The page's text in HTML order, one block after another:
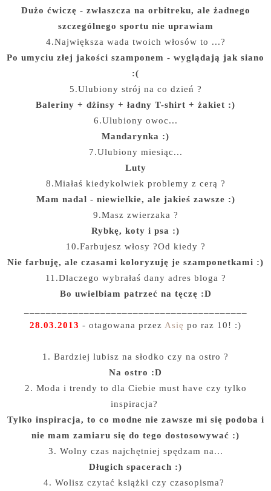
Dużo ćwiczę - zwłaszcza na orbitreku, ale żadnego
szczególnego sportu nie uprawiam
4.Największa wada twoich włosów to ...?
Po umyciu złej jakości szamponem - wyglądają jak siano
:(
5.Ulubiony strój na co dzień ?
Baleriny + dżinsy + ładny T-shirt + żakiet :)
6.Ulubiony owoc...
Mandarynka :)
7.Ulubiony miesiąc...
Luty
8.Miałaś kiedykolwiek problemy z cerą ?
Mam nadal - niewielkie, ale jakieś zawsze :)
9.Masz zwierzaka ?
Rybkę, koty i psa :)
10.Farbujesz włosy ?Od kiedy ?
Nie farbuję, ale czasami koloryzuję je szamponetkami :)
11.Dlaczego wybrałaś dany adres bloga ?
Bo uwielbiam patrzeć na tęczę :D
28.03.2013 - otagowana przez Asię po raz 10! :)
1. Bardziej lubisz na słodko czy na ostro ?
Na ostro :D
2. Moda i trendy to dla Ciebie must have czy tylko
inspiracja?
Tylko inspiracja, to co modne nie zawsze mi się podoba i
nie mam zamiaru się do tego dostosowywać :)
3. Wolny czas najchętniej spędzam na...
Długich spacerach :)
4. Wolisz czytać książki czy czasopisma?